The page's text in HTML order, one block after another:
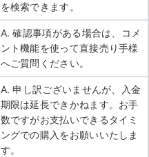
を検索できます。
A. 確認事項がある場合は、コメ
ント機能を使って直接売り手様
へご質問ください。
A. 申し訳ございませんが、入金
期限は延長できかねます。お手
数ですがお支払いできるタイミ
ングでの購入をお願いいたしま
す。